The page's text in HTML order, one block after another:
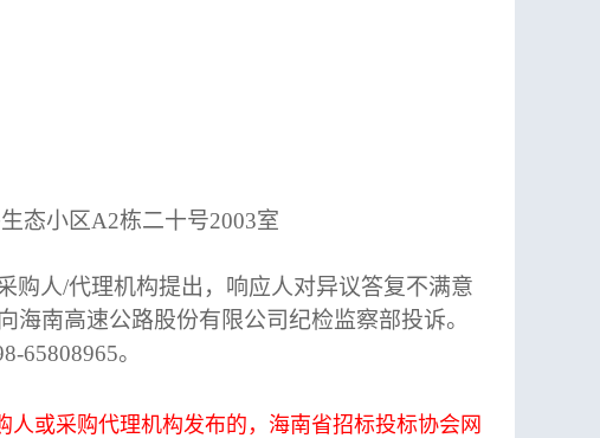
态小区A2栋二十号2003室
购人/代理机构提出，响应人对异议答复不满意
南高速公路股份有限公司纪检监察部投诉。
系电话：0898-65808965。
或采购代理机构发布的，海南省招标投标协会网